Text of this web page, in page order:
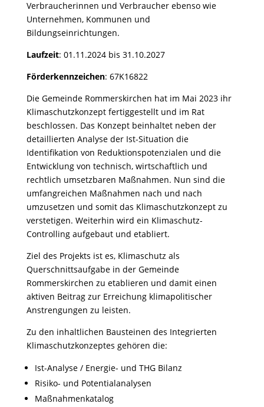
Verbraucherinnen und Verbraucher ebenso wie
Unternehmen, Kommunen und
Bildungseinrichtungen.
Laufzeit: 01.11.2024 bis 31.10.2027
Förderkennzeichen: 67K16822
Die Gemeinde Rommerskirchen hat im Mai 2023 ihr
Klimaschutzkonzept fertiggestellt und im Rat
beschlossen. Das Konzept beinhaltet neben der
detaillierten Analyse der Ist-Situation die
Identifikation von Reduktionspotenzialen und die
Entwicklung von technisch, wirtschaftlich und
rechtlich umsetzbaren Maßnahmen. Nun sind die
umfangreichen Maßnahmen nach und nach
umzusetzen und somit das Klimaschutzkonzept zu
verstetigen. Weiterhin wird ein Klimaschutz-
Controlling aufgebaut und etabliert.
Ziel des Projekts ist es, Klimaschutz als
Querschnittsaufgabe in der Gemeinde
Rommerskirchen zu etablieren und damit einen
aktiven Beitrag zur Erreichung klimapolitischer
Anstrengungen zu leisten.
Zu den inhaltlichen Bausteinen des Integrierten
Klimaschutzkonzeptes gehören die:
Ist-Analyse / Energie- und THG Bilanz
Risiko- und Potentialanalysen
Maßnahmenkatalog